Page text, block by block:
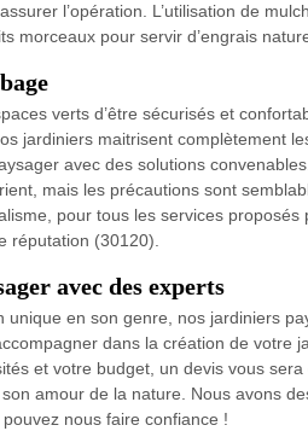
l’opération. L’utilisation de
morceaux pour servir d’engrais
verts d’être sécurisés et
jardiniers maitrisent complètement
avec des solutions
mais les précautions sont
pour tous les services proposés
réputation (30120).
avec des experts
unique en son genre, nos jardiniers
dans la création de votre
et votre budget, un devis vous
amour de la nature. Nous avons
nous faire confiance !